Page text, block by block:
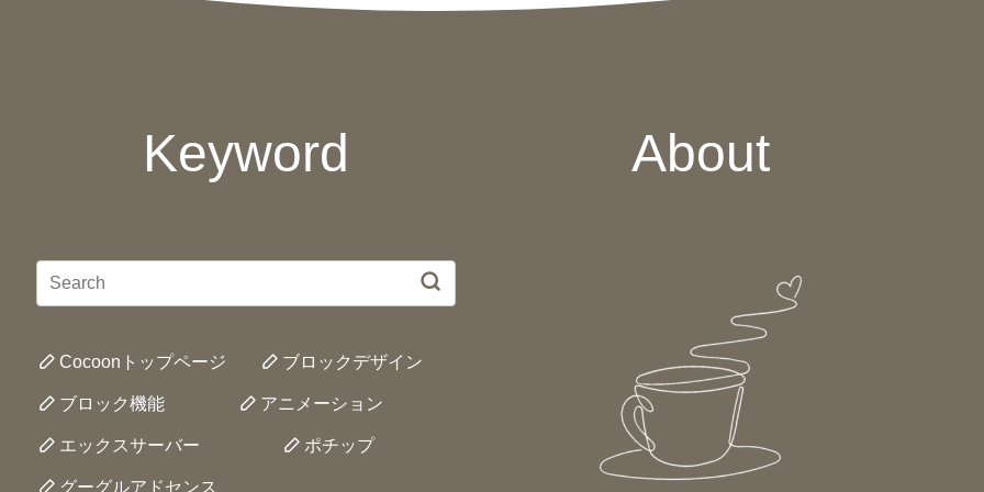
Keyword
Cocoonトップページ ブロックデザイン
ブロック機能 アニメーション
エックスサーバー ポチップ
グーグルアドセンス
About